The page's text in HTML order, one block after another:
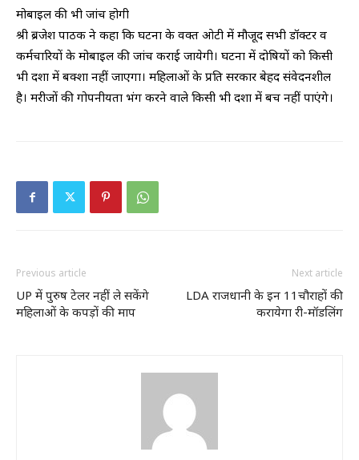
मोबाइल की भी जांच होगी
श्री ब्रजेश पाठक ने कहा कि घटना के वक्त ओटी में मौजूद सभी डॉक्टर व
कर्मचारियों के मोबाइल की जांच कराई जायेगी। घटना में दोषियों को किसी
भी दशा में बक्शा नहीं जाएगा। महिलाओं के प्रति सरकार बेहद संवेदनशील
है। मरीजों की गोपनीयता भंग करने वाले किसी भी दशा में बच नहीं पाएंगे।
Previous article
UP में पुरुष टेलर नहीं ले सकेंगे
महिलाओं के कपड़ों की माप
Next article
LDA राजधानी के इन 11चौराहों की
करायेगा री-मॉडलिंग